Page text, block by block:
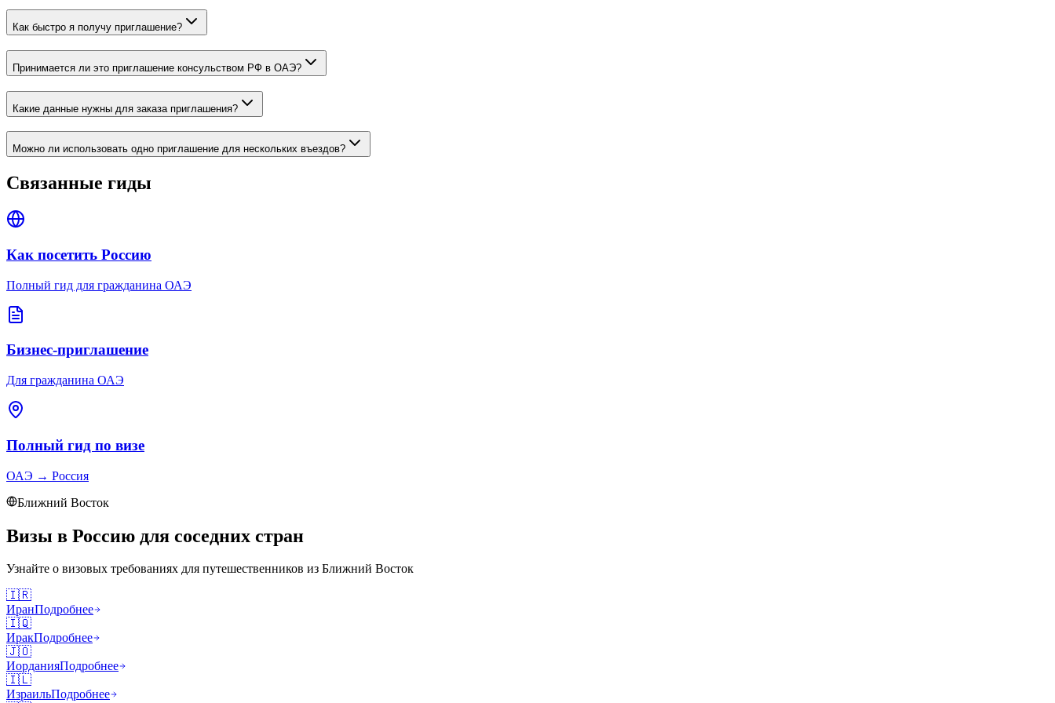
Как быстро я получу приглашение?
Принимается ли это приглашение консульством РФ в ОАЭ?
Какие данные нужны для заказа приглашения?
Можно ли использовать одно приглашение для нескольких въездов?
Связанные гиды
Как посетить Россию
Полный гид для гражданина ОАЭ
Бизнес-приглашение
Для гражданина ОАЭ
Полный гид по визе
ОАЭ → Россия
Ближний Восток
Визы в Россию для соседних стран
Узнайте о визовых требованиях для путешественников из Ближний Восток
🇮🇷
ИранПодробнее
🇮🇶
ИракПодробнее
🇯🇴
ИорданияПодробнее
🇮🇱
ИзраильПодробнее